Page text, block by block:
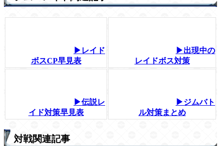
▶レイド
ボスCP早見表
▶出現中の
レイドボス対策
▶伝説レ
イド対策早見表
▶ジムバト
ル対策まとめ
対戦関連記事